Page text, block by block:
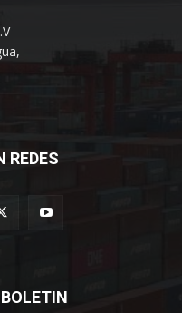
REDES